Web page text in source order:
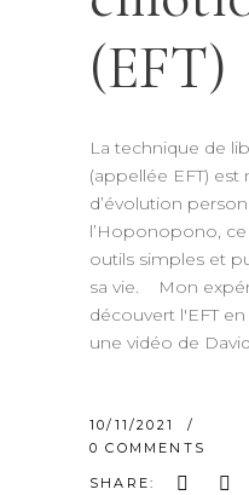
(EFT)
La technique de
(appellée EFT)
d’évolution
l’Hoponopono,
outils simples et
sa vie. Mon
découvert l'EFT en
une vidéo de
10/11/2021
0 COMMENTS
SHARE: